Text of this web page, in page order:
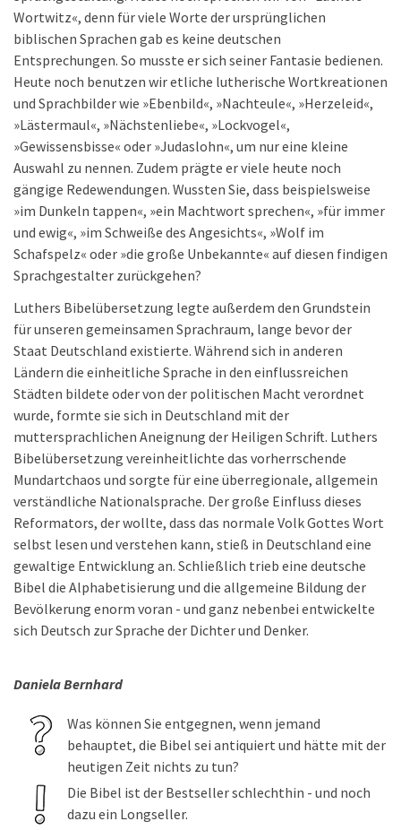
Wortwitz«, denn für viele Worte der ursprünglichen
biblischen Sprachen gab es keine deutschen
Entsprechungen. So musste er sich seiner Fantasie bedienen.
Heute noch benutzen wir etliche lutherische Wortkreationen
und Sprachbilder wie »Ebenbild«, »Nachteule«, »Herzeleid«,
»Lästermaul«, »Nächstenliebe«, »Lockvogel«,
»Gewissensbisse« oder »Judaslohn«, um nur eine kleine
Auswahl zu nennen. Zudem prägte er viele heute noch
gängige Redewendungen. Wussten Sie, dass beispielsweise
»im Dunkeln tappen«, »ein Machtwort sprechen«, »für immer
und ewig«, »im Schweiße des Angesichts«, »Wolf im
Schafspelz« oder »die große Unbekannte« auf diesen findigen
Sprachgestalter zurückgehen?
Luthers Bibelübersetzung legte außerdem den Grundstein
für unseren gemeinsamen Sprachraum, lange bevor der
Staat Deutschland existierte. Während sich in anderen
Ländern die einheitliche Sprache in den einflussreichen
Städten bildete oder von der politischen Macht verordnet
wurde, formte sie sich in Deutschland mit der
muttersprachlichen Aneignung der Heiligen Schrift. Luthers
Bibelübersetzung vereinheitlichte das vorherrschende
Mundartchaos und sorgte für eine überregionale, allgemein
verständliche Nationalsprache. Der große Einfluss dieses
Reformators, der wollte, dass das normale Volk Gottes Wort
selbst lesen und verstehen kann, stieß in Deutschland eine
gewaltige Entwicklung an. Schließlich trieb eine deutsche
Bibel die Alphabetisierung und die allgemeine Bildung der
Bevölkerung enorm voran - und ganz nebenbei entwickelte
sich Deutsch zur Sprache der Dichter und Denker.
Daniela Bernhard
Was können Sie entgegnen, wenn jemand
behauptet, die Bibel sei antiquiert und hätte mit der
heutigen Zeit nichts zu tun?
Die Bibel ist der Bestseller schlechthin - und noch
dazu ein Longseller.